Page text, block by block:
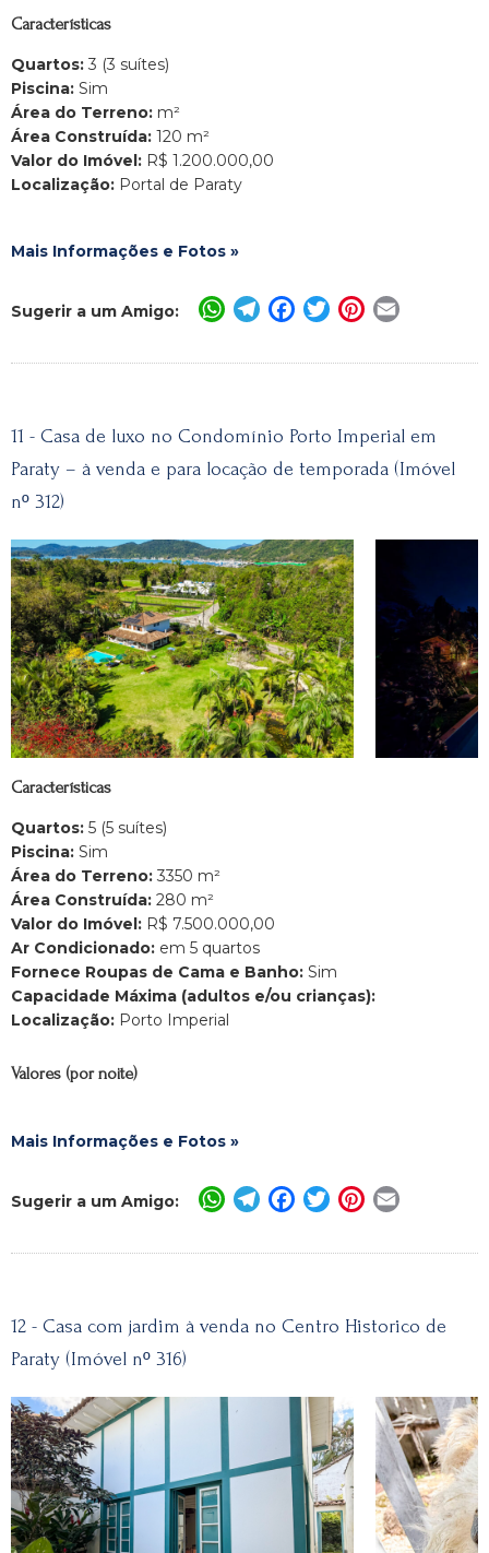
Características
Quartos: 3 (3 suítes)
Piscina: Sim
Área do Terreno: m²
Área Construída: 120 m²
Valor do Imóvel: R$ 1.200.000,00
Localização: Portal de Paraty
Mais Informações e Fotos »
Sugerir a um Amigo: WhatsApp
Telegram
Facebook
TwitterPinterest
11 - Casa de luxo no Condomínio Porto Imperial em
Paraty – à venda e para locação de temporada (Imóvel
nº 312)
Características
Quartos: 5 (5 suítes)
Piscina: Sim
Área do Terreno: 3350 m²
Área Construída: 280 m²
Valor do Imóvel: R$ 7.500.000,00
Ar Condicionado: em 5 quartos
Fornece Roupas de Cama e Banho: Sim
Capacidade Máxima (adultos e/ou crianças):
Localização: Porto Imperial
Valores (por noite)
Mais Informações e Fotos »
Sugerir a um Amigo: WhatsApp
Telegram
Facebook
TwitterPinterest
12 - Casa com jardim à venda no Centro Historico de
Paraty (Imóvel nº 316)